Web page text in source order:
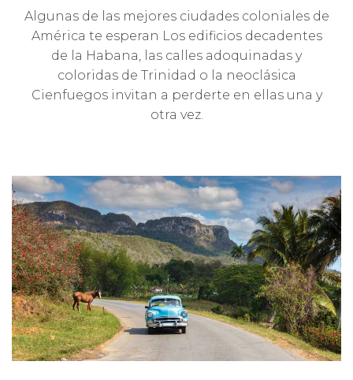
Algunas de las mejores ciudades coloniales de
América te esperan Los edificios decadentes
de la Habana, las calles adoquinadas y
coloridas de Trinidad o la neoclásica
Cienfuegos invitan a perderte en ellas una y
otra vez.